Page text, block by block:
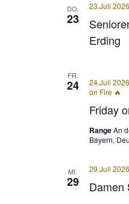
DO.
23
Erding
23.Juli
FR.
24
Friday
24.Juli
on Fire 🔥
RangeAn
Bayern,
MI.
29 Damen
29.Juli